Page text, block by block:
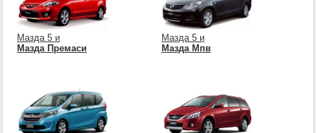
Мазда 5 и
Мазда Премаси
Мазда 5 и
Мазда Мпв